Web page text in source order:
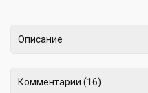
Описание
Комментарии (16)